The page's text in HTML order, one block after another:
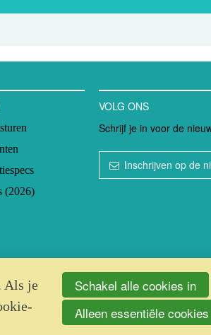
(2026)
VOLG ONS
Schrijf je in voor de
Inschrijven op de
Als je
Schakel alle cookies in
Alleen essentiële cookies